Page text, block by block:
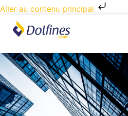
Aller au contenu principal